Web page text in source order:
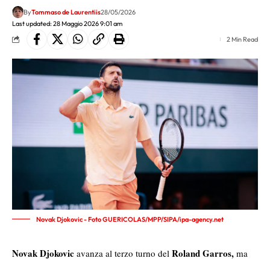
Last updated: 28 Maggio 2026 9:01 am
ByTommaso de Laurentiis28/05/2026
2 Min Read
Novak Djokovic - Foto GUERICOLAS/MPP/SIPA/ipa-agency.net
Novak Djokovic avanza al terzo turno del Roland Garros, ma